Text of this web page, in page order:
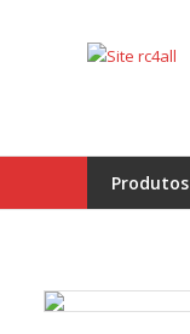
Site
Absima,
Carson
marcas
Produtos